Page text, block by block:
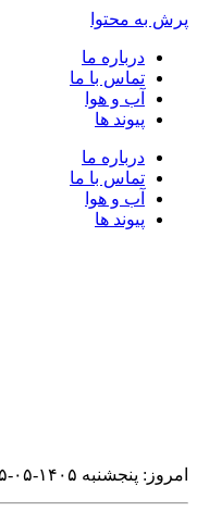
پرش به محتوا
درباره ما
تماس با ما
آب و هوا
پیوند ها
درباره ما
تماس با ما
آب و هوا
پیوند ها
امروز: پنجشنبه ۱۴۰۵-۰۵-۱۵